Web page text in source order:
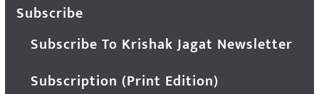
Subscribe
Subscribe To Krishak Jagat Newsletter
Subscription (Print Edition)